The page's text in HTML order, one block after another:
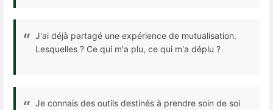
J'ai déjà partagé une expérience de mutualisation.
Lesquelles ? Ce qui m'a plu, ce qui m'a déplu ?
Je connais des outils destinés à prendre soin de soi